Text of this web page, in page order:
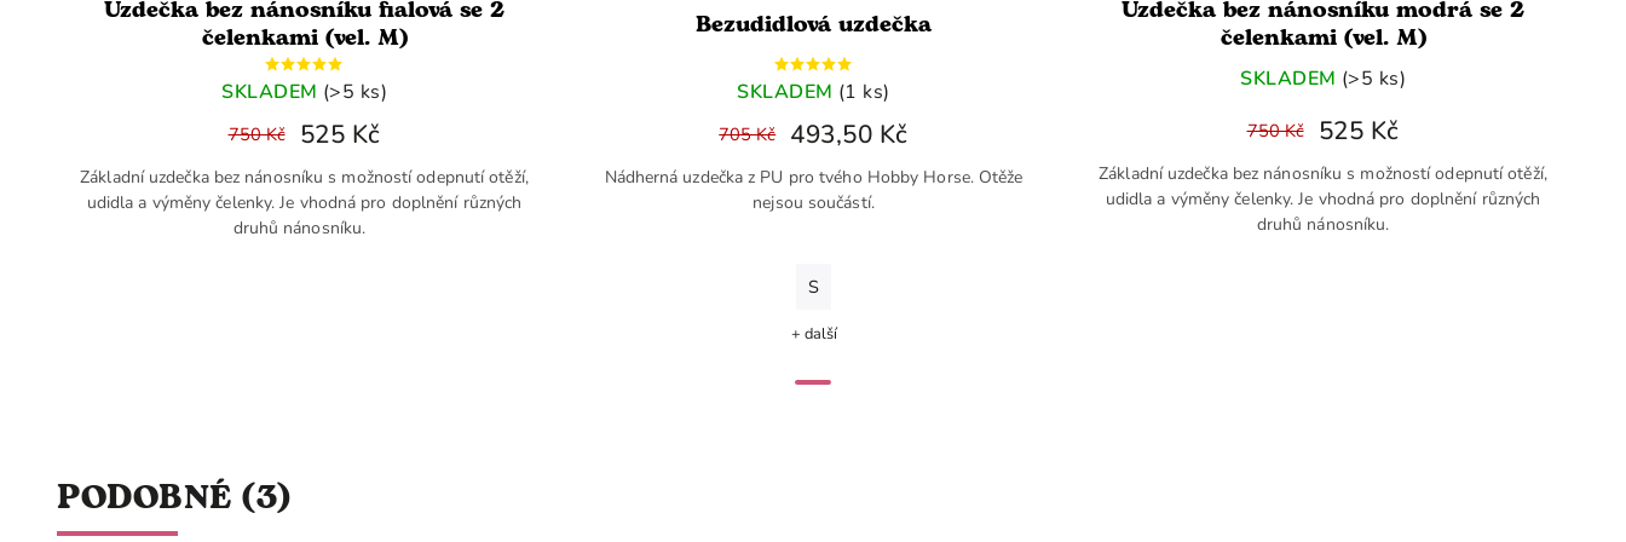
Uzdečka bez nánosníku fialová se 2
čelenkami (vel. M)
SKLADEM (>5 ks)
750 Kč 525 Kč
Základní uzdečka bez nánosníku s možností odepnutí otěží,
udidla a výměny čelenky. Je vhodná pro doplnění různých
druhů nánosníku.
Bezudidlová uzdečka
SKLADEM (1 ks)
705 Kč 493,50 Kč
Nádherná uzdečka z PU pro tvého Hobby Horse. Otěže
nejsou součástí.
S
+ další
Uzdečka bez nánosníku modrá se 2
čelenkami (vel. M)
SKLADEM (>5 ks)
750 Kč 525 Kč
Základní uzdečka bez nánosníku s možností odepnutí otěží,
udidla a výměny čelenky. Je vhodná pro doplnění různých
druhů nánosníku.
PODOBNÉ (3)